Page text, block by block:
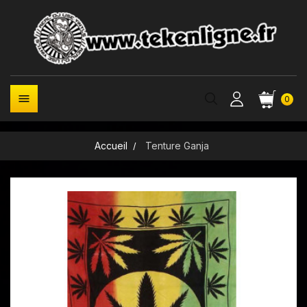
0

Accueil Tenture Ganja